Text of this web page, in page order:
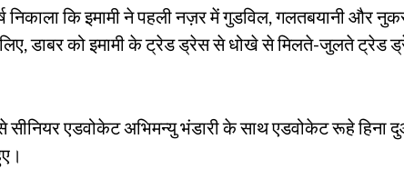
निकाला कि इमामी ने पहली नज़र में गुडविल, गलतबयानी और
डाबर को इमामी के ट्रेड ड्रेस से धोखे से मिलते-जुलते ट्रेड
सीनियर एडवोकेट अभिमन्यु भंडारी के साथ एडवोकेट रूहे हिना